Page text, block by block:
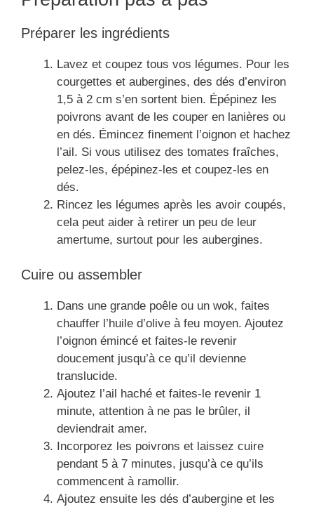
Préparer les ingrédients
Lavez et coupez tous vos légumes. Pour les
courgettes et aubergines, des dés d’environ
1,5 à 2 cm s’en sortent bien. Épépinez les
poivrons avant de les couper en lanières ou
en dés. Émincez finement l’oignon et hachez
l’ail. Si vous utilisez des tomates fraîches,
pelez-les, épépinez-les et coupez-les en
dés.
Rincez les légumes après les avoir coupés,
cela peut aider à retirer un peu de leur
amertume, surtout pour les aubergines.
Cuire ou assembler
Dans une grande poêle ou un wok, faites
chauffer l’huile d’olive à feu moyen. Ajoutez
l’oignon émincé et faites-le revenir
doucement jusqu’à ce qu’il devienne
translucide.
Ajoutez l’ail haché et faites-le revenir 1
minute, attention à ne pas le brûler, il
deviendrait amer.
Incorporez les poivrons et laissez cuire
pendant 5 à 7 minutes, jusqu’à ce qu’ils
commencent à ramollir.
Ajoutez ensuite les dés d’aubergine et les